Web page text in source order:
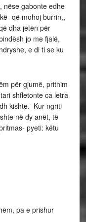
nëse gabonte edhe
që mohoj burrin,,
dha jetën për
jo me fjalë,
e di ti se ku
për gjumë, pritnim
shfletonte ca letra
kishte. Kur ngriti
në dy anët, të
pyeti: këtu
pa e prishur